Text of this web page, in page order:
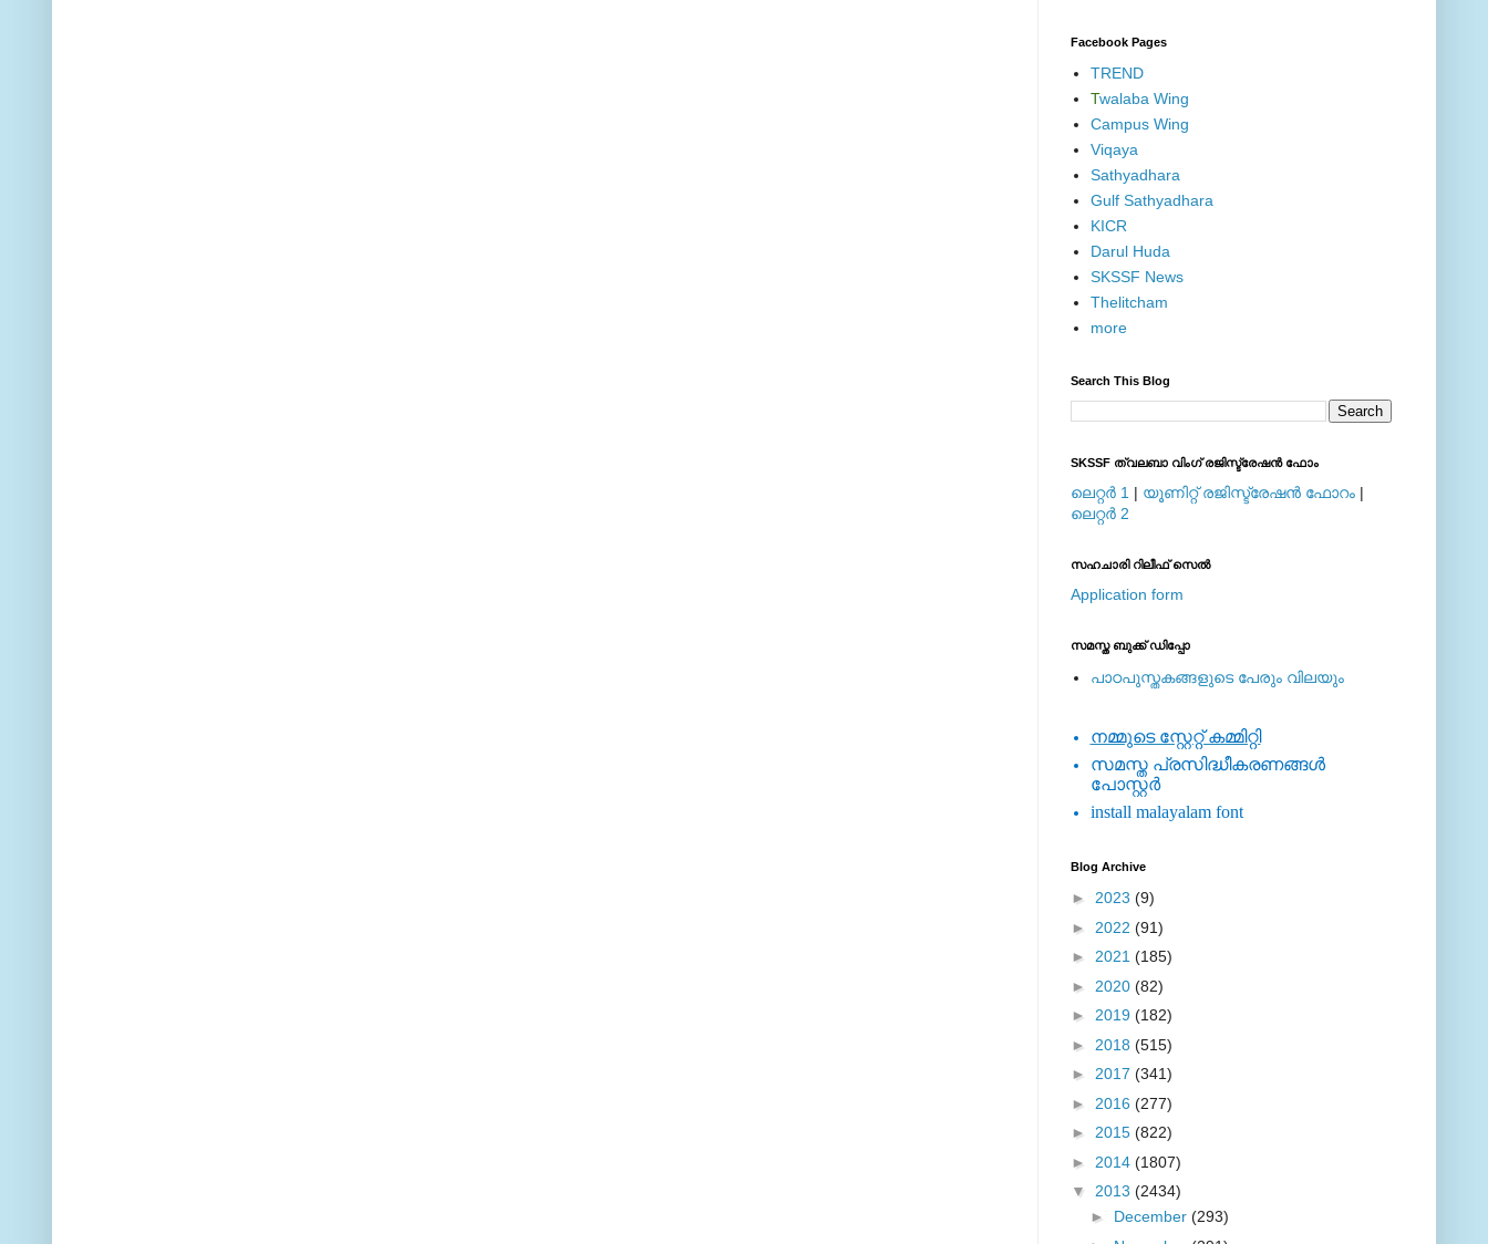
Facebook Pages
TREND
Twalaba Wing
Campus Wing
Viqaya
Sathyadhara
Gulf Sathyadhara
KICR
Darul Huda
SKSSF News
Thelitcham
more
Search This Blog
SKSSF ത്വലബാ വിംഗ് രജിസ്ട്രേഷന്‍ ഫോം
ലെറ്റര്‍ 1 | യൂണിറ്റ് രജിസ്ട്രേഷന്‍ ഫോറം |
ലെറ്റര്‍ 2
സഹചാരി റിലീഫ് സെല്‍
Application form
സമസ്ത ബുക്ക് ഡിപ്പോ
പാഠപുസ്തകങ്ങളുടെ പേരും വിലയും
നമ്മുടെ സ്റ്റേറ്റ് കമ്മിറ്റി
സമസ്ത പ്രസിദ്ധീകരണങ്ങള്‍
പോസ്റ്റര്‍
install malayalam font
Blog Archive
► 2023 (9)
► 2022 (91)
► 2021 (185)
► 2020 (82)
► 2019 (182)
► 2018 (515)
► 2017 (341)
► 2016 (277)
► 2015 (822)
► 2014 (1807)
▼ 2013 (2434)
► December (293)